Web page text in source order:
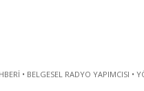
• BELGESEL RADYO YAPIMCISI •